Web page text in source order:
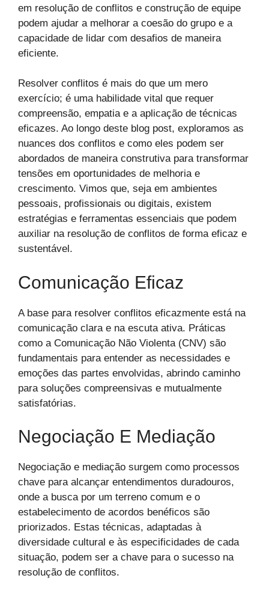
em resolução de conflitos e construção de equipe
podem ajudar a melhorar a coesão do grupo e a
capacidade de lidar com desafios de maneira
eficiente.
Resolver conflitos é mais do que um mero
exercício; é uma habilidade vital que requer
compreensão, empatia e a aplicação de técnicas
eficazes. Ao longo deste blog post, exploramos as
nuances dos conflitos e como eles podem ser
abordados de maneira construtiva para transformar
tensões em oportunidades de melhoria e
crescimento. Vimos que, seja em ambientes
pessoais, profissionais ou digitais, existem
estratégias e ferramentas essenciais que podem
auxiliar na resolução de conflitos de forma eficaz e
sustentável.
Comunicação Eficaz
A base para resolver conflitos eficazmente está na
comunicação clara e na escuta ativa. Práticas
como a Comunicação Não Violenta (CNV) são
fundamentais para entender as necessidades e
emoções das partes envolvidas, abrindo caminho
para soluções compreensivas e mutualmente
satisfatórias.
Negociação E Mediação
Negociação e mediação surgem como processos
chave para alcançar entendimentos duradouros,
onde a busca por um terreno comum e o
estabelecimento de acordos benéficos são
priorizados. Estas técnicas, adaptadas à
diversidade cultural e às especificidades de cada
situação, podem ser a chave para o sucesso na
resolução de conflitos.